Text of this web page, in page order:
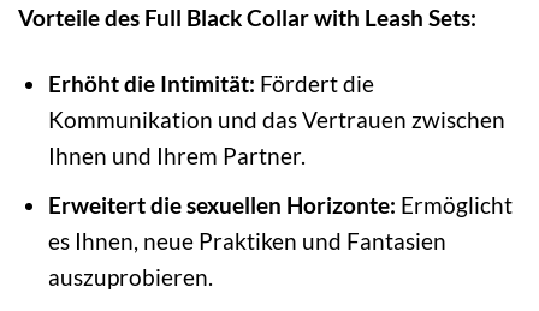
Vorteile des Full Black Collar with Leash Sets:
Erhöht die Intimität: Fördert die
Kommunikation und das Vertrauen zwischen
Ihnen und Ihrem Partner.
Erweitert die sexuellen Horizonte: Ermöglicht
es Ihnen, neue Praktiken und Fantasien
auszuprobieren.